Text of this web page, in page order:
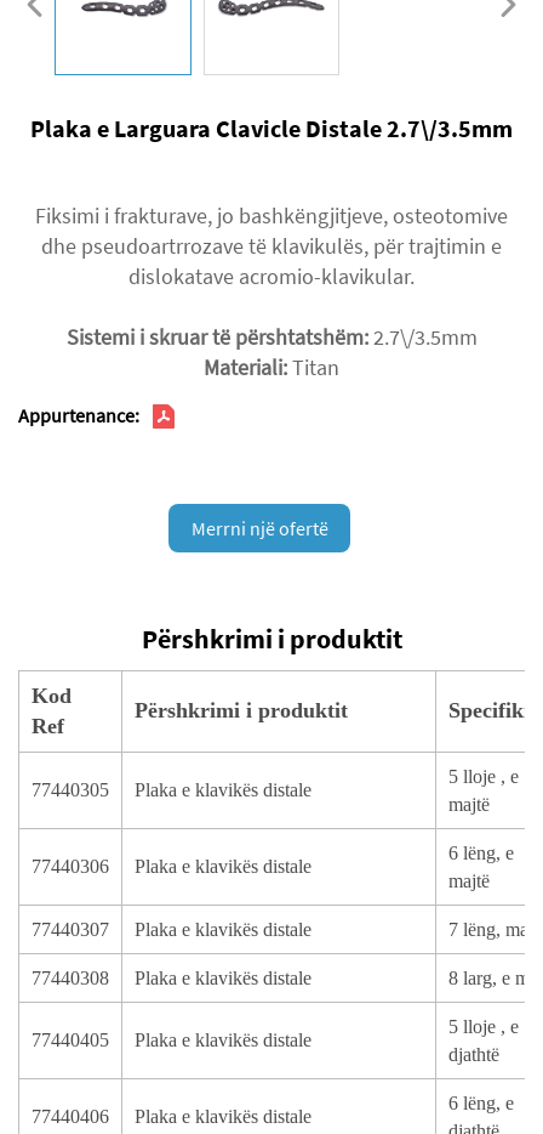
Plaka e Larguara Clavicle Distale 2.7\/3.5mm
Fiksimi i frakturave, jo bashkëngjitjeve, osteotomive
dhe pseudoartrrozave të klavikulës, për trajtimin e
dislokatave acromio-klavikular.
Sistemi i skruar të përshtatshëm:2.7\/3.5mm
Materiali:Titan
Appurtenance:
Merrni një ofertë
Përshkrimi i produktit
Kod
Ref
Përshkrimi i produktit
77440305 Plaka e klavikës distale
5 lloje , e
majtë
77440306 Plaka e klavikës distale
6 lëng, e
majtë
77440307 Plaka e klavikës distale 7 lëng,
77440308 Plaka e klavikës distale 8 larg, e
77440405 Plaka e klavikës distale
5 lloje , e
djathtë
77440406 Plaka e klavikës distale
6 lëng, e